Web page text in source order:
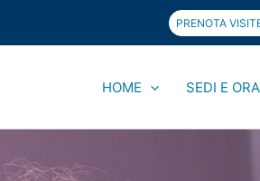
PRENOTA
HOME SEDI E